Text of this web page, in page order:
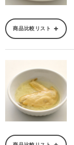
商品比較リスト